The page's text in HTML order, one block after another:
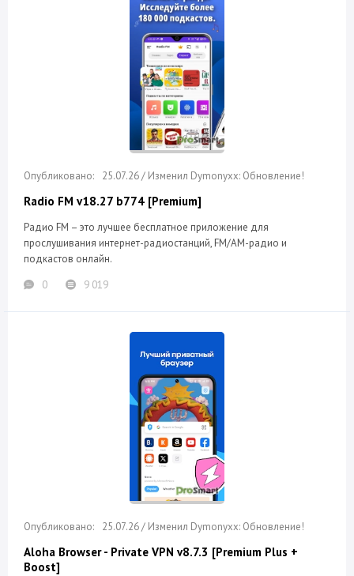
25.07.26 / Изменил Dymonyxx: Обновление!
Radio FM v18.27 b774 [Premium]
Радио FM – это лучшее бесплатное приложение для
прослушивания интернет-радиостанций, FM/AM-радио и
подкастов онлайн.
0
9 019
25.07.26 / Изменил Dymonyxx: Обновление!
Aloha Browser - Private VPN v8.7.3 [Premium Plus +
Boost]